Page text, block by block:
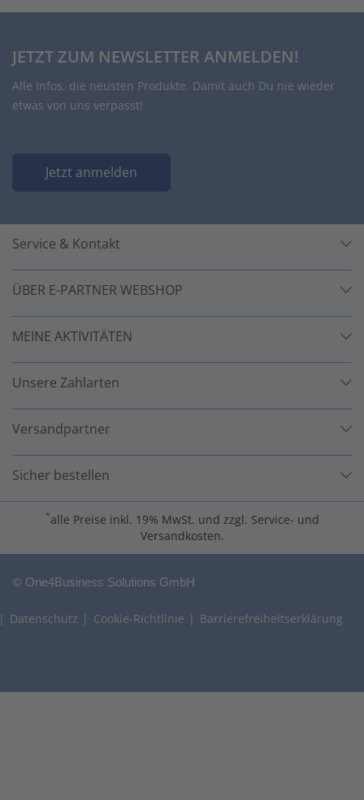
JETZT ZUM NEWSLETTER ANMELDEN!
Alle Infos, die neusten Produkte. Damit auch Du nie wieder
etwas von uns verpasst!
Jetzt anmelden
Service & Kontakt
ÜBER E-PARTNER WEBSHOP
MEINE AKTIVITÄTEN
Unsere Zahlarten
Versandpartner
Sicher bestellen
*alle Preise inkl. 19% MwSt. und zzgl. Service- und
Versandkosten.
© One4Business Solutions GmbH
Datenschutz Cookie-Richtlinie Barrierefreiheitserklärung